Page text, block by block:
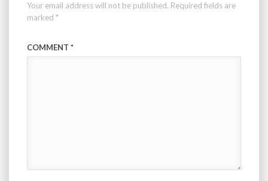
Your email address will not be published. Required fields are
marked *
COMMENT *